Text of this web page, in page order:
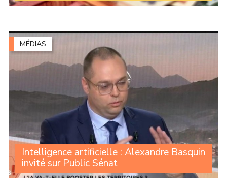
Selon l’Agence nationale des fréquences (ANFR), les
ans, « soit 664 sites mobiles (...)
MÉDIAS
Intelligence artificielle : Alexandre Basquin
invité sur Public Sénat
L’IA est-elle un atout pour les territoires ? Y aura-t-il